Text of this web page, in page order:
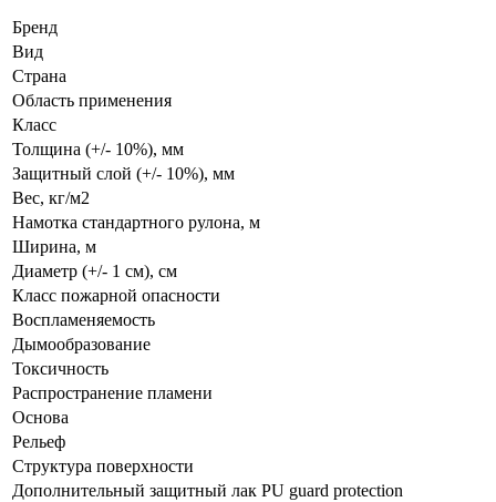
Бренд
Вид
Страна
Область применения
Класс
Толщина (+/- 10%), мм
Защитный слой (+/- 10%), мм
Вес, кг/м2
Намотка стандартного рулона, м
Ширина, м
Диаметр (+/- 1 см), см
Класс пожарной опасности
Воспламеняемость
Дымообразование
Токсичность
Распространение пламени
Основа
Рельеф
Структура поверхности
Дополнительный защитный лак PU guard protection